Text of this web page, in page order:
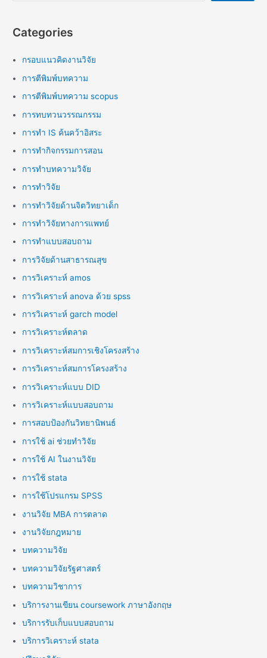
Categories
กรอบแนวคิดงานวิจัย
การตีพิมพ์บทความ
การตีพิมพ์บทความ scopus
การทบทวนวรรณกรรม
การทำ IS ค้นคว้าอิสระ
การทำกิจกรรมการสอน
การทำบทความวิจัย
การทำวิจัย
การทำวิจัยด้านจิตวิทยาเด็ก
การทำวิจัยทางการแพทย์
การทำแบบสอบถาม
การวิจัยด้านสาธารณสุข
การวิเคราะห์ amos
การวิเคราะห์ anova ด้วย spss
การวิเคราะห์ garch model
การวิเคราะห์ตลาด
การวิเคราะห์สมการเชิงโครงสร้าง
การวิเคราะห์สมการโครงสร้าง
การวิเคราะห์แบบ DID
การวิเคราะห์แบบสอบถาม
การสอบป้องกันวิทยานิพนธ์
การใช้ ai ช่วยทำวิจัย
การใช้ AI ในงานวิจัย
การใช้ stata
การใช้โปรแกรม SPSS
งานวิจัย MBA การตลาด
งานวิจัยกฎหมาย
บทความวิจัย
บทความวิจัยรัฐศาสตร์
บทความวิชาการ
บริการงานเขียน coursework ภาษาอังกฤษ
บริการรับเก็บแบบสอบถาม
บริการวิเคราะห์ stata